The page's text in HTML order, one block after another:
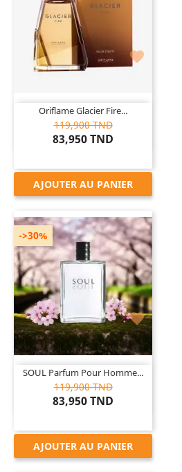

Oriflame Glacier Fire...
119,900 TND
83,950 TND
AJOUTER AU PANIER

SOUL Parfum Pour Homme...
119,900 TND
83,950 TND
->30%
AJOUTER AU PANIER